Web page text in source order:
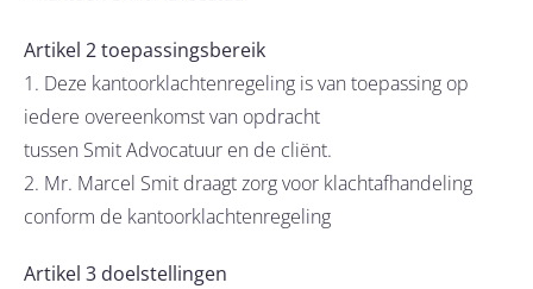
Artikel 2 toepassingsbereik
1. Deze kantoorklachtenregeling is van toepassing op
iedere overeenkomst van opdracht
tussen Smit Advocatuur en de cliënt.
2. Mr. Marcel Smit draagt zorg voor klachtafhandeling
conform de kantoorklachtenregeling
Artikel 3 doelstellingen